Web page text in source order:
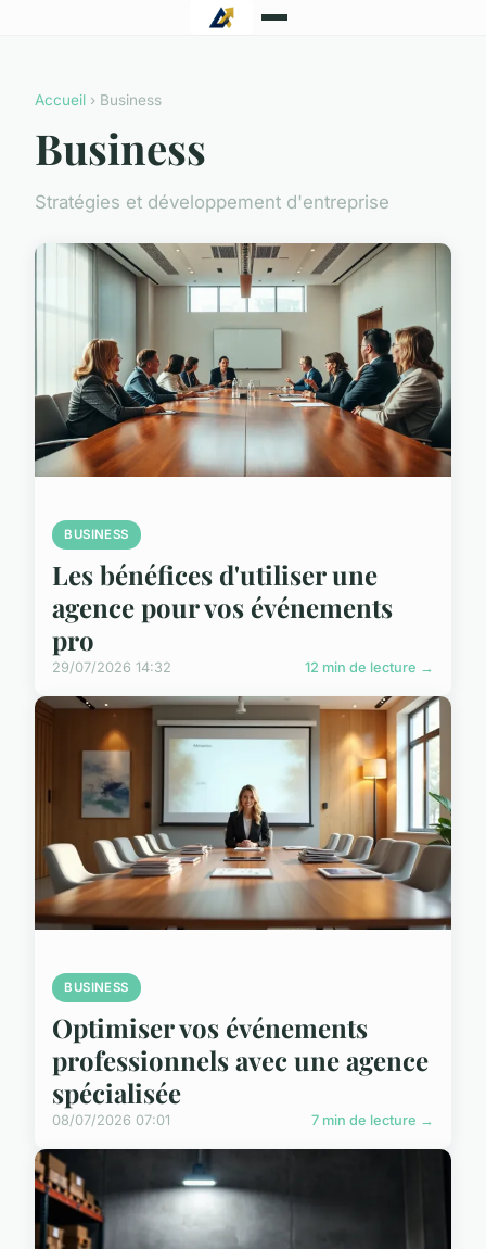
Accueil › Business
Business
Stratégies et développement d'entreprise
BUSINESS
Les bénéfices d'utiliser une
agence pour vos événements
pro
29/07/2026 14:32 12 min de lecture →
BUSINESS
Optimiser vos événements
professionnels avec une agence
spécialisée
08/07/2026 07:01 7 min de lecture →